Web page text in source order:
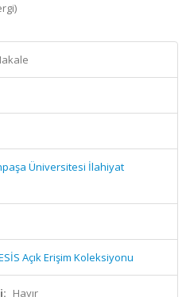
Üniversitesi İlahiyat
Açık Erişim Koleksiyonu
Hayır